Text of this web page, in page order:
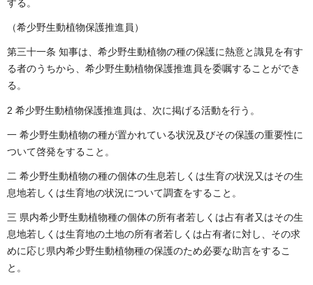
する。
（希少野生動植物保護推進員）
第三十一条 知事は、希少野生動植物の種の保護に熱意と識見を有す
る者のうちから、希少野生動植物保護推進員を委嘱することができ
る。
2 希少野生動植物保護推進員は、次に掲げる活動を行う。
一 希少野生動植物の種が置かれている状況及びその保護の重要性に
ついて啓発をすること。
二 希少野生動植物の種の個体の生息若しくは生育の状況又はその生
息地若しくは生育地の状況について調査をすること。
三 県内希少野生動植物種の個体の所有者若しくは占有者又はその生
息地若しくは生育地の土地の所有者若しくは占有者に対し、その求
めに応じ県内希少野生動植物種の保護のため必要な助言をするこ
と。